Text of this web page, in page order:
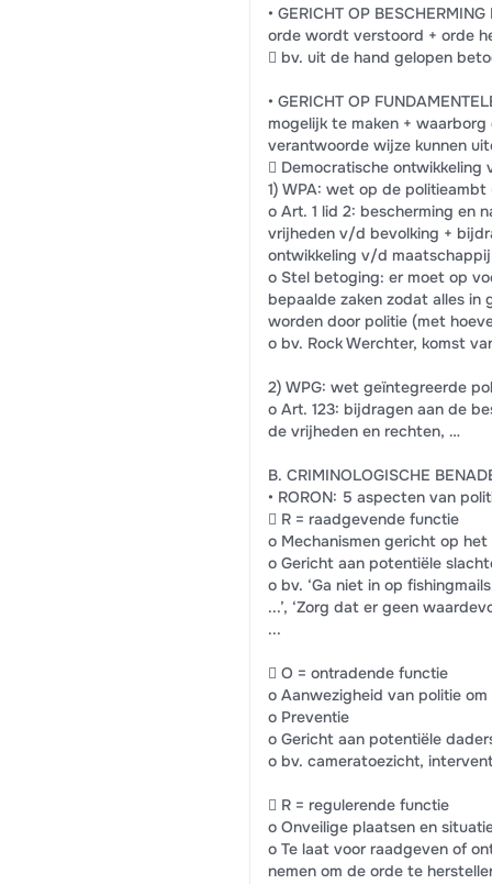
• GERICHT OP
orde wordt verstoord + orde
 bv. uit de hand gelopen
• GERICHT OP
mogelijk te maken +
verantwoorde wijze kunnen
 Democratische
1) WPA: wet op de politieambt
o Art. 1 lid 2: bescherming en
vrijheden v/d bevolking +
ontwikkeling v/d maatschappij
o Stel betoging: er moet op
bepaalde zaken zodat alles in
worden door politie (met
o bv. Rock Werchter, komst
2) WPG: wet geïntegreerde
o Art. 123: bijdragen aan de
de vrijheden en rechten, …
B. CRIMINOLOGISCHE
• RORON: 5 aspecten van
 R = raadgevende functie
o Mechanismen gericht op
o Gericht aan potentiële
o bv. ‘Ga niet in op
...’, ‘Zorg dat er geen
...
 O = ontradende functie
o Aanwezigheid van politie
o Preventie
o Gericht aan potentiële
o bv. cameratoezicht,
 R = regulerende functie
o Onveilige plaatsen en
o Te laat voor raadgeven of
nemen om de orde te